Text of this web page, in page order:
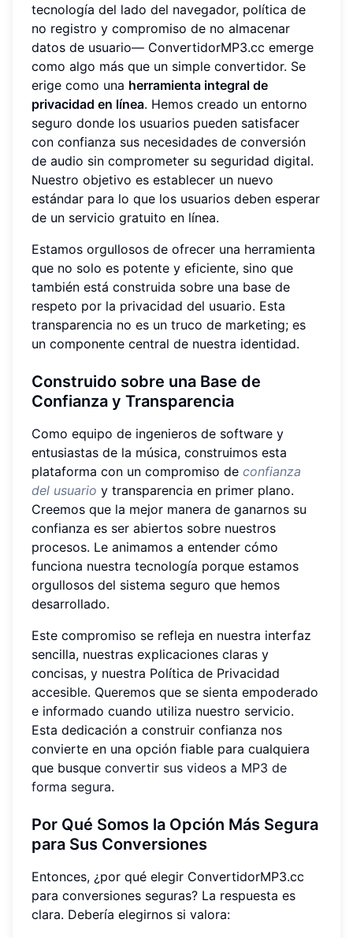
tecnología del lado del navegador, política de
no registro y compromiso de no almacenar
datos de usuario— ConvertidorMP3.cc emerge
como algo más que un simple convertidor. Se
erige como una herramienta integral de
privacidad en línea. Hemos creado un entorno
seguro donde los usuarios pueden satisfacer
con confianza sus necesidades de conversión
de audio sin comprometer su seguridad digital.
Nuestro objetivo es establecer un nuevo
estándar para lo que los usuarios deben esperar
de un servicio gratuito en línea.
Estamos orgullosos de ofrecer una herramienta
que no solo es potente y eficiente, sino que
también está construida sobre una base de
respeto por la privacidad del usuario. Esta
transparencia no es un truco de marketing; es
un componente central de nuestra identidad.
Construido sobre una Base de
Confianza y Transparencia
Como equipo de ingenieros de software y
entusiastas de la música, construimos esta
plataforma con un compromiso de confianza
del usuario y transparencia en primer plano.
Creemos que la mejor manera de ganarnos su
confianza es ser abiertos sobre nuestros
procesos. Le animamos a entender cómo
funciona nuestra tecnología porque estamos
orgullosos del sistema seguro que hemos
desarrollado.
Este compromiso se refleja en nuestra interfaz
sencilla, nuestras explicaciones claras y
concisas, y nuestra Política de Privacidad
accesible. Queremos que se sienta empoderado
e informado cuando utiliza nuestro servicio.
Esta dedicación a construir confianza nos
convierte en una opción fiable para cualquiera
que busque convertir sus videos a MP3 de
forma segura.
Por Qué Somos la Opción Más Segura
para Sus Conversiones
Entonces, ¿por qué elegir ConvertidorMP3.cc
para conversiones seguras? La respuesta es
clara. Debería elegirnos si valora: